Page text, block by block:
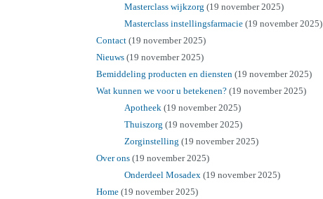
Masterclass wijkzorg (19 november 2025)
Masterclass instellingsfarmacie (19 november 2025)
Contact (19 november 2025)
Nieuws (19 november 2025)
Bemiddeling producten en diensten (19 november 2025)
Wat kunnen we voor u betekenen? (19 november 2025)
Apotheek (19 november 2025)
Thuiszorg (19 november 2025)
Zorginstelling (19 november 2025)
Over ons (19 november 2025)
Onderdeel Mosadex (19 november 2025)
Home (19 november 2025)